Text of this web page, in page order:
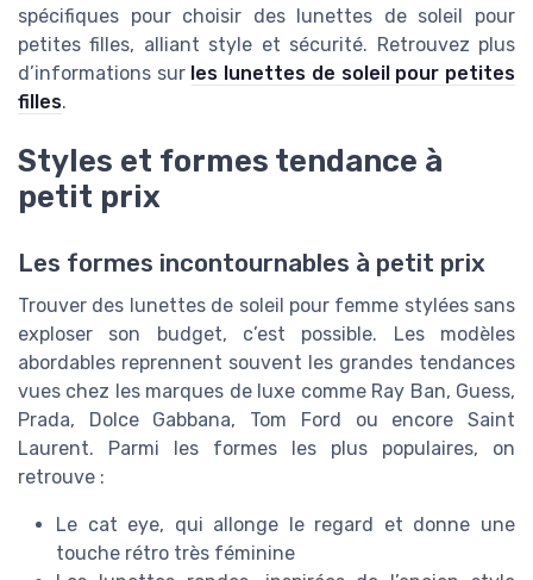
spécifiques pour choisir des lunettes de soleil pour
petites filles, alliant style et sécurité. Retrouvez plus
d’informations sur les lunettes de soleil pour petites
filles.
Styles et formes tendance à
petit prix
Les formes incontournables à petit prix
Trouver des lunettes de soleil pour femme stylées sans
exploser son budget, c’est possible. Les modèles
abordables reprennent souvent les grandes tendances
vues chez les marques de luxe comme Ray Ban, Guess,
Prada, Dolce Gabbana, Tom Ford ou encore Saint
Laurent. Parmi les formes les plus populaires, on
retrouve :
Le cat eye, qui allonge le regard et donne une
touche rétro très féminine